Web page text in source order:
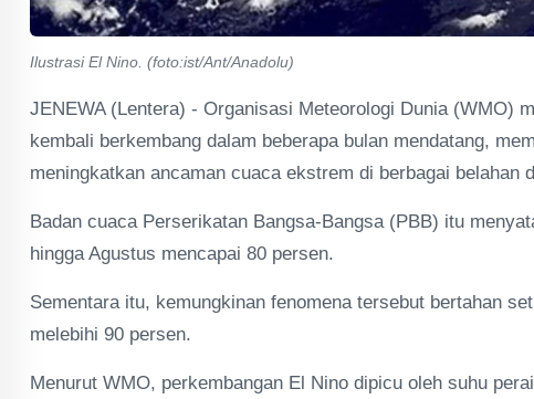
Ilustrasi El Nino. (foto:ist/Ant/Anadolu)
JENEWA (Lentera) - Organisasi Meteorologi Dunia (WMO)
kembali berkembang dalam beberapa bulan mendatang,
meningkatkan ancaman cuaca ekstrem di berbagai belahan
Badan cuaca Perserikatan Bangsa-Bangsa (PBB) itu
hingga Agustus mencapai 80 persen.
Sementara itu, kemungkinan fenomena tersebut bertahan
melebihi 90 persen.
Menurut WMO, perkembangan El Nino dipicu oleh suhu